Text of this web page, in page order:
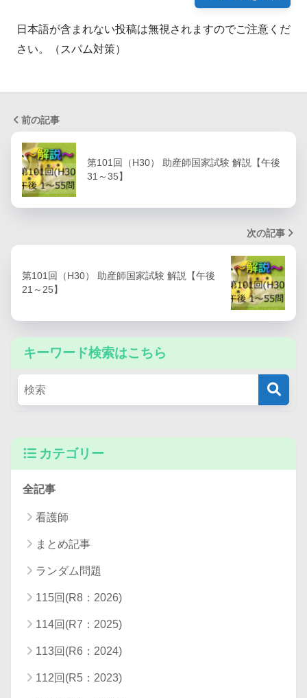
日本語が含まれない投稿は無視されますのでご注意くだ
さい。（スパム対策）
前の記事
第101回（H30） 助産師国家試験 解説【午後
31～35】
次の記事
第101回（H30） 助産師国家試験 解説【午後
21～25】
キーワード検索はこちら
カテゴリー
全記事
看護師
まとめ記事
ランダム問題
115回(R8：2026)
114回(R7：2025)
113回(R6：2024)
112回(R5：2023)